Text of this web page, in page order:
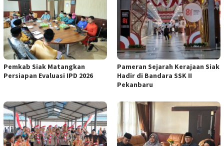
Pemkab Siak Matangkan
Persiapan Evaluasi IPD 2026
Pameran Sejarah Kerajaan Siak
Hadir di Bandara SSK II
Pekanbaru